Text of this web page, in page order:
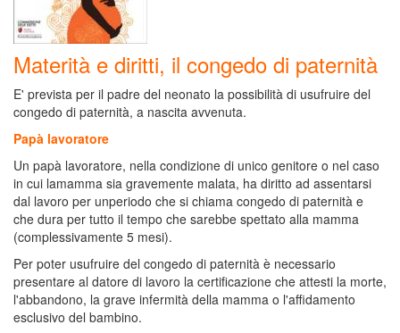
Materità e diritti, il congedo di paternità
E' prevista per il padre del neonato la possibilità di usufruire del
congedo di paternità, a nascita avvenuta.
Papà lavoratore
Un papà lavoratore, nella condizione di unico genitore o nel caso
in cui lamamma sia gravemente malata, ha diritto ad assentarsi
dal lavoro per unperiodo che si chiama congedo di paternità e
che dura per tutto il tempo che sarebbe spettato alla mamma
(complessivamente 5 mesi).
Per poter usufruire del congedo di paternità è necessario
presentare al datore di lavoro la certificazione che attesti la morte,
l'abbandono, la grave infermità della mamma o l'affidamento
esclusivo del bambino.